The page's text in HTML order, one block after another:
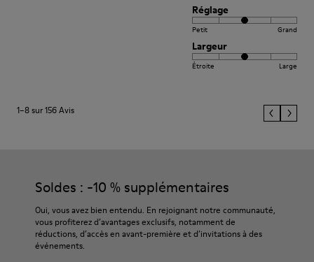
Réglage
Petit Grand
Largeur
Étroite Large
1–8 sur 156 Avis
Soldes : -10 % supplémentaires
Oui, vous avez bien entendu. En rejoignant notre communauté,
vous profiterez d’avantages exclusifs, notamment de
réductions, d’accès en avant-première et d’invitations à des
événements.